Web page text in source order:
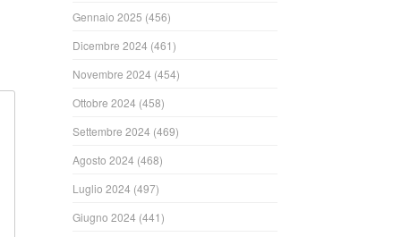
Gennaio 2025 (456)
Dicembre 2024 (461)
Novembre 2024 (454)
Ottobre 2024 (458)
Settembre 2024 (469)
Agosto 2024 (468)
Luglio 2024 (497)
Giugno 2024 (441)